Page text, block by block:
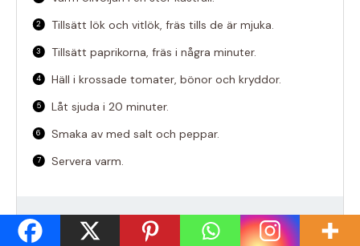
Tillsätt lök och vitlök, fräs tills de är mjuka.
Tillsätt paprikorna, fräs i några minuter.
Häll i krossade tomater, bönor och kryddor.
Låt sjuda i 20 minuter.
Smaka av med salt och peppar.
Servera varm.
NOTES